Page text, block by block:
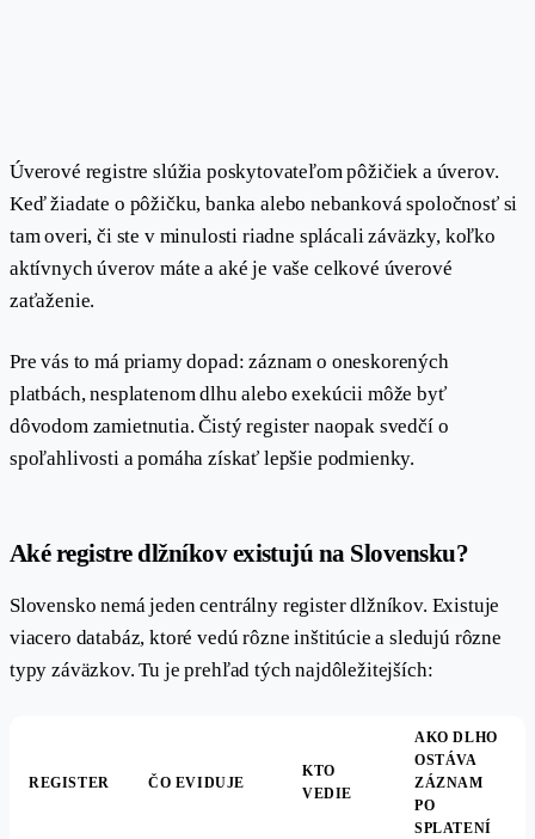
Úverové registre slúžia poskytovateľom pôžičiek a úverov.
Keď žiadate o pôžičku, banka alebo nebanková spoločnosť si
tam overi, či ste v minulosti riadne splácali záväzky, koľko
aktívnych úverov máte a aké je vaše celkové úverové
zaťaženie.
Pre vás to má priamy dopad: záznam o oneskorených
platbách, nesplatenom dlhu alebo exekúcii môže byť
dôvodom zamietnutia. Čistý register naopak svedčí o
spoľahlivosti a pomáha získať lepšie podmienky.
Aké registre dlžníkov existujú na Slovensku?
Slovensko nemá jeden centrálny register dlžníkov. Existuje
viacero databáz, ktoré vedú rôzne inštitúcie a sledujú rôzne
typy záväzkov. Tu je prehľad tých najdôležitejších:
REGISTER ČO EVIDUJE
KTO
VEDIE
AKO DLHO
OSTÁVA
ZÁZNAM
PO
SPLATENÍ